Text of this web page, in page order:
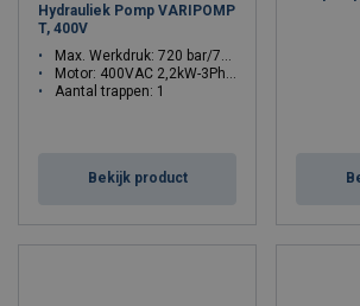
Hydrauliek Pomp VARIPOMP
T, 400V
Max. Werkdruk: 720 bar/72 Mpa
Motor: 400VAC 2,2kW-3Ph-50Hz
Aantal trappen: 1
Bekijk product